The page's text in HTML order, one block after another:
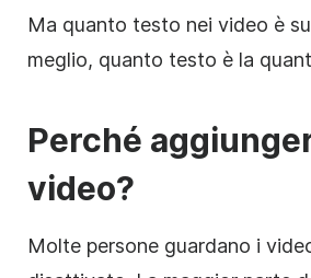
Ma quanto testo nei video è
meglio, quanto testo è la
Perché
video?
Molte persone guardano i